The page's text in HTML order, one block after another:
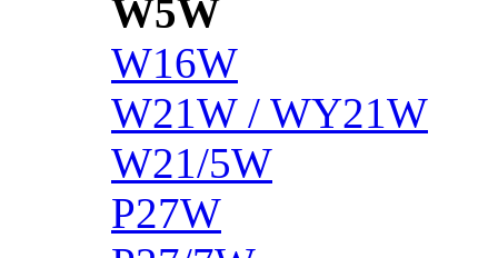
W5W
W16W
W21W / WY21W
W21/5W
P27W